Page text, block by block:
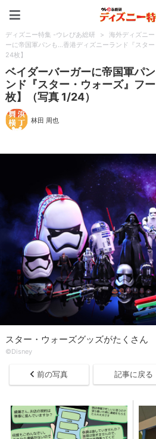
ディズニー特集 -ウレぴあ総研 > 海外ディズニー
ーに帝国軍パンも…香港ディズニーランド『スタ
24枚】
ベイダーバーガーに帝国軍パ
ンド『スター・ウォーズ』フ
枚】（写真 1/24）
林田 周也
スター・ウォーズグッズがたくさん
©Disney
前の写真 記事に戻る